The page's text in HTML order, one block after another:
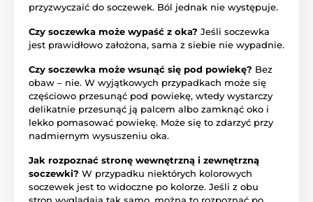
przyzwyczaić do soczewek. Ból jednak nie występuje.
Czy soczewka może wypaść z oka? Jeśli soczewka
jest prawidłowo założona, sama z siebie nie wypadnie.
Czy soczewka może wsunąć się pod powiekę? Bez
obaw – nie. W wyjątkowych przypadkach może się
częściowo przesunąć pod powiekę, wtedy wystarczy
delikatnie przesunąć ją palcem albo zamknąć oko i
lekko pomasować powiekę. Może się to zdarzyć przy
nadmiernym wysuszeniu oka.
Jak rozpoznać stronę wewnętrzną i zewnętrzną
soczewki? W przypadku niektórych kolorowych
soczewek jest to widoczne po kolorze. Jeśli z obu